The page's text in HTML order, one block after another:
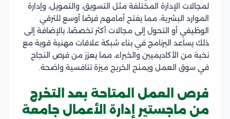
لمجالات الإدارة المختلفة مثل التسويق، والتمويل، وإدارة
الموارد البشرية، مما يفتح أمامهم فرصًا أوسع للترقي
الوظيفي أو التحول إلى مجالات أكثر تخصصًا، بالإضافة إلى
ذلك يساعد البرنامج في بناء شبكة علاقات مهنية قوية مع
نخبة من الأكاديميين والخبراء، مما يعزز من فرص النجاح
في سوق العمل ويمنح الخريج ميزة تنافسية واضحة.
فرص العمل المتاحة بعد التخرج
من ماجستير إدارة الأعمال جامعة